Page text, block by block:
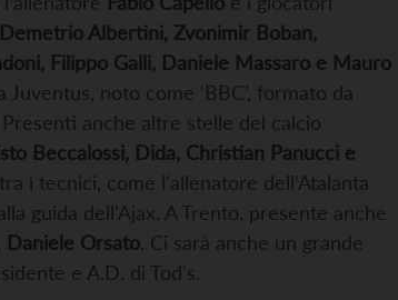
Demetrio Albertini, Zvonimir Boban,
Filippo Galli, Daniele Massaro e Mauro
noto come ‘BBC’, formato da
Presenti anche altre stelle del calcio
Beccalossi, Dida, Christian Panucci e
i tecnici, come l’allenatore dell’Atalanta
guida dell’Ajax. A Trento, presente anche
Daniele Orsato. Ci sarà anche un grande
e A.D. di Tod’s.